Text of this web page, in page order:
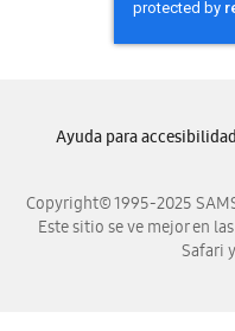
Copyright© 1995-2025
Este sitio se ve mejor en
Safari
Ayuda para accesibilidad